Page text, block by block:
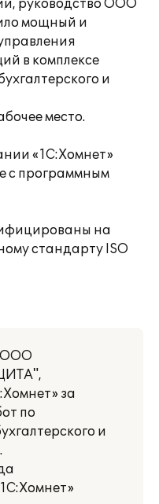
руководство ООО
мощный и
в комплексе
и
место.
«1С:Хомнет»
с программным
на
стандарту ISO
ООО
за
по
и